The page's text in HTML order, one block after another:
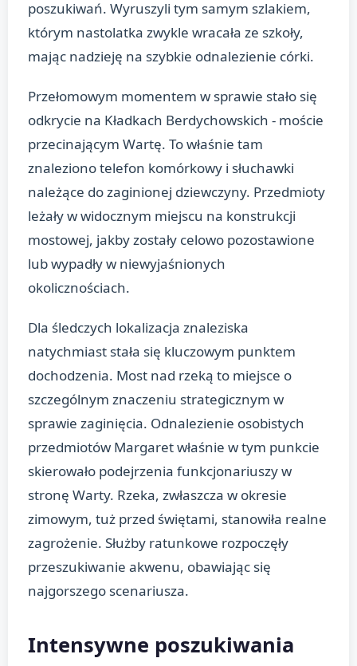
poszukiwań. Wyruszyli tym samym szlakiem,
którym nastolatka zwykle wracała ze szkoły,
mając nadzieję na szybkie odnalezienie córki.
Przełomowym momentem w sprawie stało się
odkrycie na Kładkach Berdychowskich - moście
przecinającym Wartę. To właśnie tam
znaleziono telefon komórkowy i słuchawki
należące do zaginionej dziewczyny. Przedmioty
leżały w widocznym miejscu na konstrukcji
mostowej, jakby zostały celowo pozostawione
lub wypadły w niewyjaśnionych
okolicznościach.
Dla śledczych lokalizacja znaleziska
natychmiast stała się kluczowym punktem
dochodzenia. Most nad rzeką to miejsce o
szczególnym znaczeniu strategicznym w
sprawie zaginięcia. Odnalezienie osobistych
przedmiotów Margaret właśnie w tym punkcie
skierowało podejrzenia funkcjonariuszy w
stronę Warty. Rzeka, zwłaszcza w okresie
zimowym, tuż przed świętami, stanowiła realne
zagrożenie. Służby ratunkowe rozpoczęły
przeszukiwanie akwenu, obawiając się
najgorszego scenariusza.
Intensywne poszukiwania